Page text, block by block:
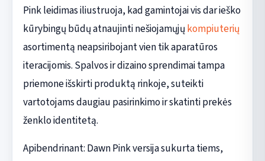
Pink leidimas iliustruoja, kad gamintojai vis dar ieško
kūrybingų būdų atnaujinti nešiojamųjų kompiuterių
asortimentą neapsiribojant vien tik aparatūros
iteracijomis. Spalvos ir dizaino sprendimai tampa
priemone išskirti produktą rinkoje, suteikti
vartotojams daugiau pasirinkimo ir skatinti prekės
ženklo identitetą.
Apibendrinant: Dawn Pink versija sukurta tiems,